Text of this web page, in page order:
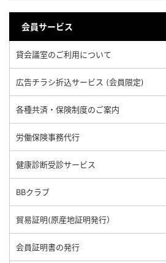
会員サービス
貸会議室のご利用について
広告チラシ折込サービス (会員限定)
各種共済・保険制度のご案内
労働保険事務代行
健康診断受診サービス
BBクラブ
貿易証明(原産地証明発行）
会員証明書の発行